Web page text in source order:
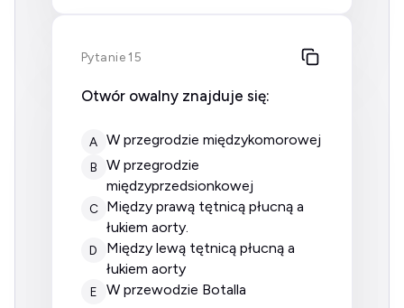
Pytanie 15
Otwór owalny znajduje się:
A w przegrodzie międzykomorowej
B
w przegrodzie
międzyprzedsionkowej
C
między prawą tętnicą płucną a
łukiem aorty.
D
między lewą tętnicą płucną a
łukiem aorty
E w przewodzie Botalla